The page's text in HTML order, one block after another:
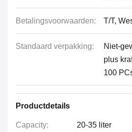
Betalingsvoorwaarden: T/T,
Standaard verpakking:
Niet-
plus
100
Productdetails
Capacity: 20-35 liter